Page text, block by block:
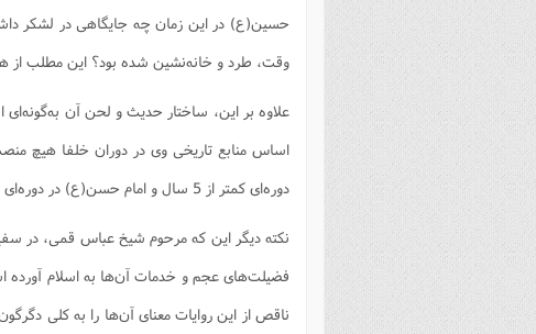
حسین(ع) در این زمان چه جایگاهی در لشکر
وقت، طرد و خانه‌نشین شده بود؟ این مطلب از
علاوه بر این، ساختار حدیث و لحن آن
اساس منابع تاریخی وی در دوران خلفا هیچ
دوره‌ای کمتر از 5 سال و امام حسن(ع) در دوره‌ای کمتر از 7 ماه حکومت کرده‌اند.
فضیلت‌های عجم و خدمات آن‌ها به اسلام آورده
ناقص از این روایات معنای آن‌ها را به کلی